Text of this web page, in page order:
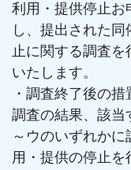
利用・提供停止お
し、提出された
止に関する調査を
いたします。
・調査終了後の措
調査の結果、該当
～ウのいずれかに
用・提供の停止を